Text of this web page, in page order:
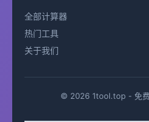
全部计算器
热门工具
关于我们
© 2026 1tool.top - 免费